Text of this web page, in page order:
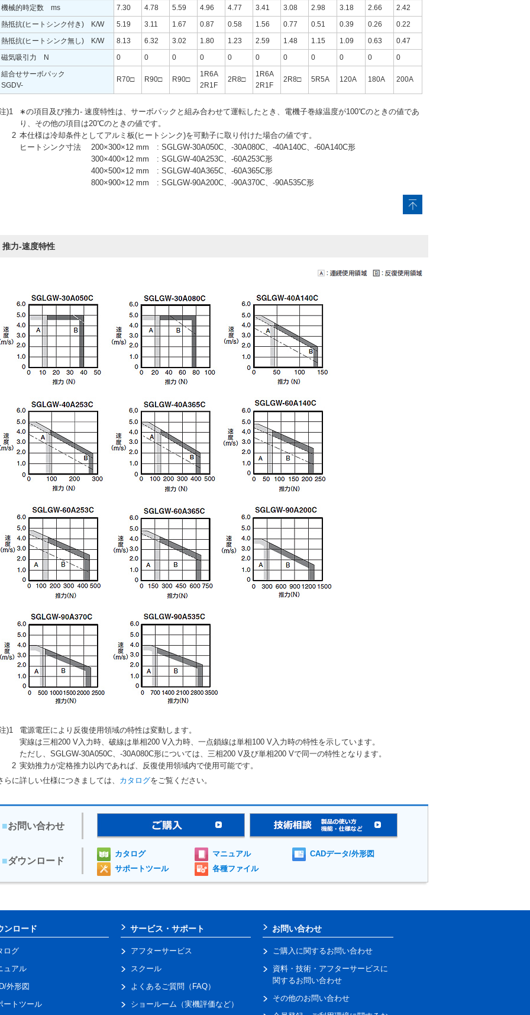
機械的時定数 ms
7.30 4.78 5.59 4.96 4.77 3.41 3.08 2.98 3.18 2.66
2.42
熱抵抗(ヒートシンク付き) K/W
5.19 3.11 1.67 0.87 0.58 1.56 0.77 0.51 0.39 0.26
0.22
熱抵抗(ヒートシンク無し) K/W
8.13 6.32 3.02 1.80 1.23 2.59 1.48 1.15 1.09 0.63
0.47
磁気吸引力 N
0 0 0 0 0 0 0 0 0 0
0
組合せサーボパック
SGDV-
R70□ R90□ R90□
1R6A
2R1F
2R8□
1R6A
2R1F
2R8□ 5R5A 120A 180A 200A
)1
∗の項目及び推力- 速度特性は、サーボパックと組み合わせて運転したとき、電機子巻線温度が100℃のときの値であ
り、その他の項目は20℃のときの値です。
本仕様は冷却条件としてアルミ板(ヒートシンク)を可動子に取り付けた場合の値です。
ヒートシンク寸法
200×300×12 mm
300×400×12 mm
400×500×12 mm
800×900×12 mm
: SGLGW-30A050C、-30A080C、-40A140C、-60A140C形
: SGLGW-40A253C、-60A253C形
: SGLGW-40A365C、-60A365C形
: SGLGW-90A200C、-90A370C、-90A535C形
推力-速度特性
)1
電源電圧により反復使用領域の特性は変動します。
実線は三相200 V入力時、破線は単相200 V入力時、一点鎖線は単相100 V入力時の特性を示しています。
ただし、SGLGW-30A050C、-30A080C形については、三相200 V及び単相200 Vで同一の特性となります。
実効推力が定格推力以内であれば、反復使用領域内で使用可能です。
らに詳しい仕様につきましては、 カタログをご覧ください。
■お問い合わせ
■ダウンロード
カタログ マニュアル
CADデータ/外形図
サポートツール
各種ファイル
ンロード
ログ
ュアル
外形図
ートツール
サービス・サポート
アフターサービス
スクール
よくあるご質問（FAQ）
ショールーム（実機評価など）
お問い合わせ
ご購入に関するお問い合わせ
資料・技術・アフターサービスに
関するお問い合わせ
その他のお問い合わせ